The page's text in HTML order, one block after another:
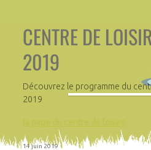
CENTRE DE
2019
Découvrez le programme du
2019
14 juin 2019